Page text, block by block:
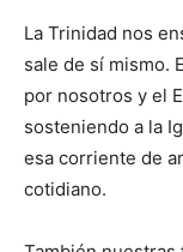
La Trinidad nos
sale de sí mismo.
por nosotros y el
sosteniendo a la
esa corriente de
cotidiano.